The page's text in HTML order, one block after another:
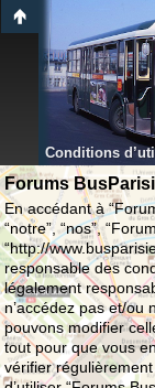
Conditions
Forums
En accédant à
“notre”, “nos”,
“http://
responsable des
légalement
n’accédez pas et/ou
pouvons modifier
tout pour que vous
vérifier